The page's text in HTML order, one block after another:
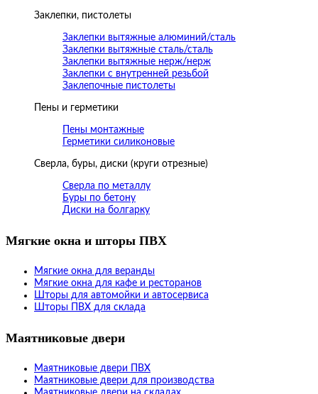
Заклепки, пистолеты
Заклепки вытяжные алюминий/сталь
Заклепки вытяжные сталь/сталь
Заклепки вытяжные нерж/нерж
Заклепки с внутренней резьбой
Заклепочные пистолеты
Пены и герметики
Пены монтажные
Герметики силиконовые
Сверла, буры, диски (круги отрезные)
Сверла по металлу
Буры по бетону
Диски на болгарку
Мягкие окна и шторы ПВХ
Мягкие окна для веранды
Мягкие окна для кафе и ресторанов
Шторы для автомойки и автосервиса
Шторы ПВХ для склада
Маятниковые двери
Маятниковые двери ПВХ
Маятниковые двери для производства